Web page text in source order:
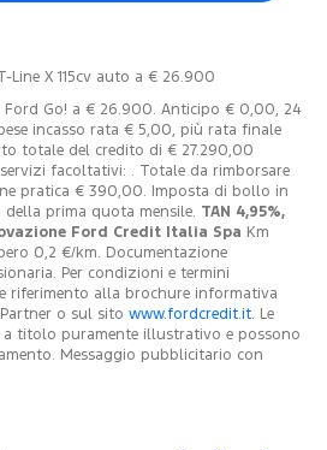
Line X 115cv auto a € 26.900
Ford Go! a € 26.900. Anticipo € 0,00, 24
incasso rata € 5,00, più rata finale
totale del credito di € 27.290,00
facoltativi: . Totale da rimborsare
pratica € 390,00. Imposta di bollo in
prima quota mensile. TAN 4,95%,
Ford Credit Italia Spa Km
0,2 €/km. Documentazione
Per condizioni e termini
riferimento alla brochure informativa
o sul sito www.fordcredit.it. Le
a titolo puramente illustrativo e possono
Messaggio pubblicitario con